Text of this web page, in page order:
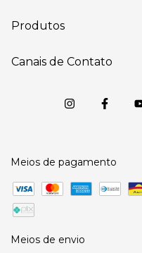
Produtos
Canais de Contato
Meios de pagamento
Meios de envio